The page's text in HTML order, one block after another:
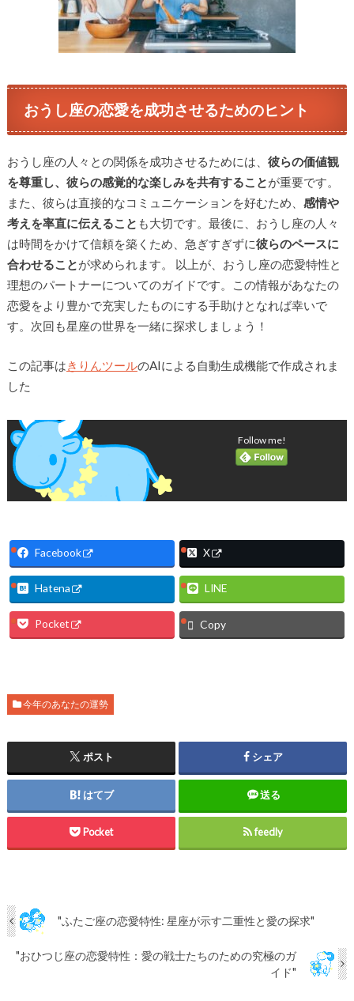
おうし座の恋愛を成功させるためのヒント
おうし座の人々との関係を成功させるためには、 彼らの価値観
を尊重し、彼らの感覚的な楽しみを共有することが重要です。
また、彼らは直接的なコミュニケーションを好むため、 感情や
考えを率直に伝えること も大切です。最後に、おうし座の人々
は時間をかけて信頼を築くため、急ぎすぎずに彼らのペースに
合わせることが求められます。 以上が、おうし座の恋愛特性と
理想のパートナーについてのガイドです。この情報があなたの
恋愛をより豊かで充実したものにする手助けとなれば幸いで
す。次回も星座の世界を一緒に探求しましょう！
この記事はきりんツールのAIによる自動生成機能で作成されま
した
Follow me!
Facebook X
Hatena LINE
Pocket Copy
今年のあなたの運勢
ポスト シェア
はてブ 送る
Pocket feedly
"ふたご座の恋愛特性: 星座が示す二重性と愛の探求"
"おひつじ座の恋愛特性：愛の戦士たちのための究極のガ
イド"